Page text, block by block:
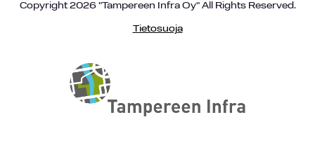
Copyright 2026 "Tampereen Infra Oy" All Rights Reserved.
Tietosuoja